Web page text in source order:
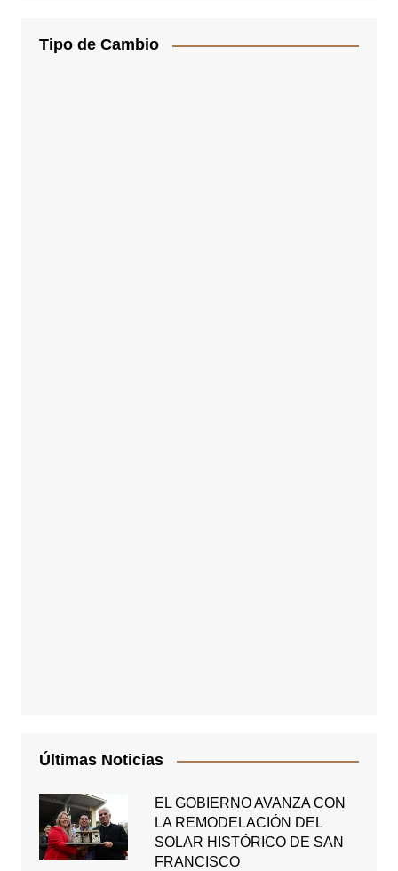
Tipo de Cambio
Últimas Noticias
EL GOBIERNO AVANZA CON
LA REMODELACIÓN DEL
SOLAR HISTÓRICO DE SAN
FRANCISCO